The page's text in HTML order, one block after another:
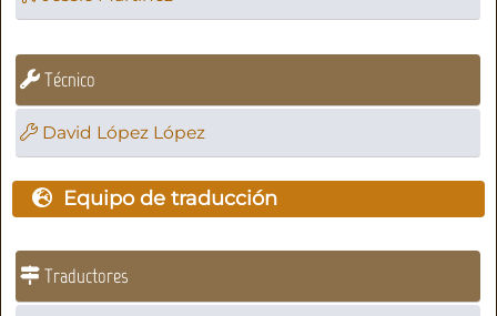
Técnico
David López López
Equipo de traducción
Traductores